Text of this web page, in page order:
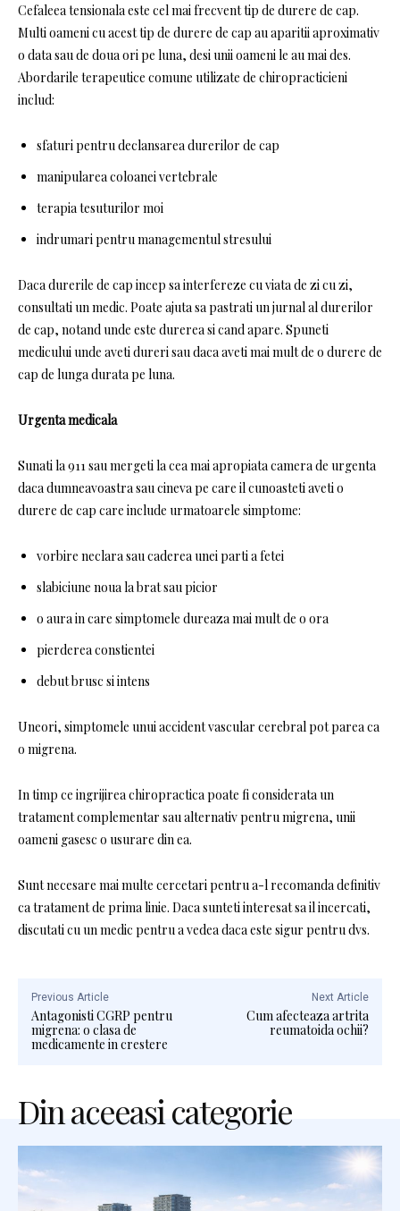
Cefaleea tensionala este cel mai frecvent tip de durere de cap.
Multi oameni cu acest tip de durere de cap au aparitii aproximativ
o data sau de doua ori pe luna, desi unii oameni le au mai des.
Abordarile terapeutice comune utilizate de chiropracticieni
includ:
sfaturi pentru declansarea durerilor de cap
manipularea coloanei vertebrale
terapia tesuturilor moi
indrumari pentru managementul stresului
Daca durerile de cap incep sa interfereze cu viata de zi cu zi,
consultati un medic. Poate ajuta sa pastrati un jurnal al durerilor
de cap, notand unde este durerea si cand apare. Spuneti
medicului unde aveti dureri sau daca aveti mai mult de o durere de
cap de lunga durata pe luna.
Urgenta medicala
Sunati la 911 sau mergeti la cea mai apropiata camera de urgenta
daca dumneavoastra sau cineva pe care il cunoasteti aveti o
durere de cap care include urmatoarele simptome:
vorbire neclara sau caderea unei parti a fetei
slabiciune noua la brat sau picior
o aura in care simptomele dureaza mai mult de o ora
pierderea constientei
debut brusc si intens
Uneori, simptomele unui accident vascular cerebral pot parea ca
o migrena.
In timp ce ingrijirea chiropractica poate fi considerata un
tratament complementar sau alternativ pentru migrena, unii
oameni gasesc o usurare din ea.
Sunt necesare mai multe cercetari pentru a-l recomanda definitiv
ca tratament de prima linie. Daca sunteti interesat sa il incercati,
discutati cu un medic pentru a vedea daca este sigur pentru dvs.
Previous Article
Antagonisti CGRP pentru
migrena: o clasa de
medicamente in crestere
Next Article
Cum afecteaza artrita
reumatoida ochii?
Din aceeasi categorie